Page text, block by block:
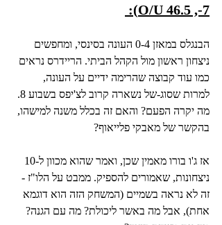
7-, O/U 46.5):
הבנגלס במאזן 0-4 העונה בסינסי, ומחפשים
ניצחון ראשון מול הקהל הביתי. הריידרס נראים
כמו עוד קבוצה שהרימה ידיים על העונה,
למרות שסוג-של נשארה קרוב לצ'יפס בשבוע 8.
מה יקרה הפעם? והאם זה בכלל משנה למישהו,
בהקשר של מאבקי פלייאוף?
ניצחונות, שאמורים להספיק. ממבט על הלו"ז -
זה לא נראה בשמיים (המשחק הזה הוא דוגמא
אחת), אבל מה באשר ליכולת? מה עם הגנה?